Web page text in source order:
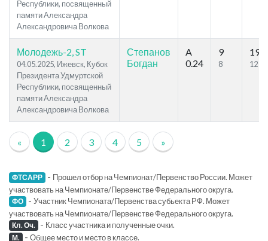
Республики, посвященный
памяти Александра
Александровича Волкова
Молодежь-2, ST
04.05.2025, Ижевск, Кубок
Президента Удмуртской
Республики, посвященный
памяти Александра
Александровича Волкова
Степанов
Богдан
A
0.24
9
8
19
12
« 1 2 3 4 5 »
ФТСАРР - Прошел отбор на Чемпионат/Первенство России. Может
участвовать на Чемпионате/Первенстве Федерального округа.
ФО - Участник Чемпионата/Первенства субьекта РФ. Может
участвовать на Чемпионате/Первенстве Федерального округа.
Кл. Оч. - Класс участника и полученные очки.
М. - Общее место и место в классе.